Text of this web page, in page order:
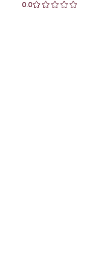
0.0